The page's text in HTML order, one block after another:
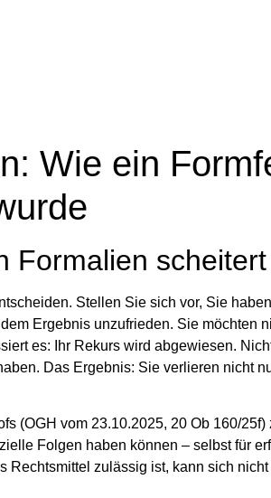
Wie ein
Formalien scheitert
. Stellen Sie sich vor, Sie
Ergebnis unzufrieden. Sie möchten
es: Ihr Rekurs wird abgewiesen.
Das Ergebnis: Sie verlieren nicht
(OGH vom 23.10.2025, 20 Ob 160/
Folgen haben können – selbst für
Rechtsmittel zulässig ist, kann sich